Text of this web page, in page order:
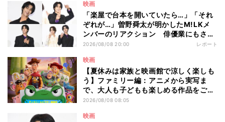
映画
「楽屋で台本を開いていたら…」「それ
ぞれが…」曽野舜太が明かしたM!LKメ
ンバーのリアクション 俳優業にもさら
なる意欲
2026/08/08 20:00 レポート
映画
【夏休みは家族と映画館で涼しく楽しも
う】ファミリー編：アニメから実写ま
で、大人も子どもも楽しめる作品をご紹
介 - 編集部が注目する最新映画5選
2026/08/08 08:05
映画